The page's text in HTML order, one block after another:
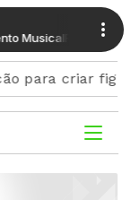
Radio Conectados
figurinhas e